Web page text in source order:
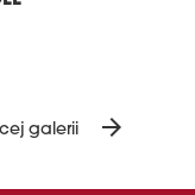
galerii arrow_forward